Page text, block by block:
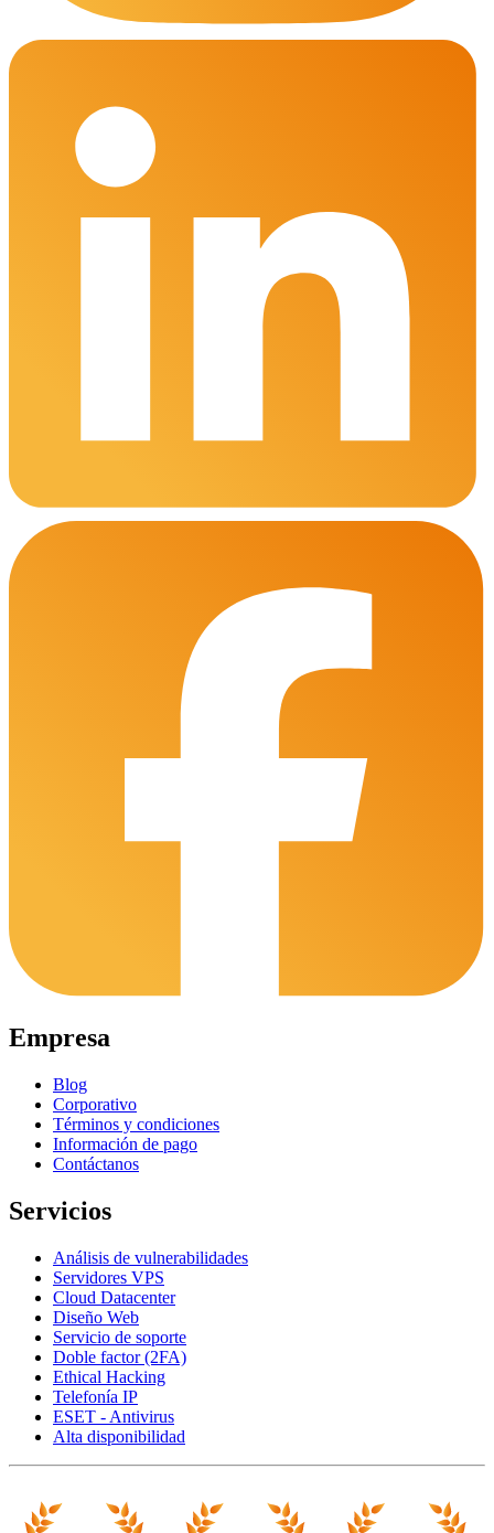
Empresa
Blog
Corporativo
Términos y condiciones
Información de pago
Contáctanos
Servicios
Análisis de vulnerabilidades
Servidores VPS
Cloud Datacenter
Diseño Web
Servicio de soporte
Doble factor (2FA)
Ethical Hacking
Telefonía IP
ESET - Antivirus
Alta disponibilidad